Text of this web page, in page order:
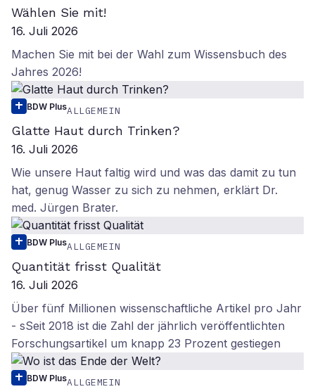
Wählen Sie mit!
16. Juli 2026
Machen Sie mit bei der Wahl zum Wissensbuch des
Jahres 2026!
BDW PlusALLGEMEIN
Glatte Haut durch Trinken?
16. Juli 2026
Wie unsere Haut faltig wird und was das damit zu tun
hat, genug Wasser zu sich zu nehmen, erklärt Dr.
med. Jürgen Brater.
BDW PlusALLGEMEIN
Quantität frisst Qualität
16. Juli 2026
Über fünf Millionen wissenschaftliche Artikel pro Jahr
- sSeit 2018 ist die Zahl der jährlich veröffentlichten
Forschungsartikel um knapp 23 Prozent gestiegen
BDW PlusALLGEMEIN